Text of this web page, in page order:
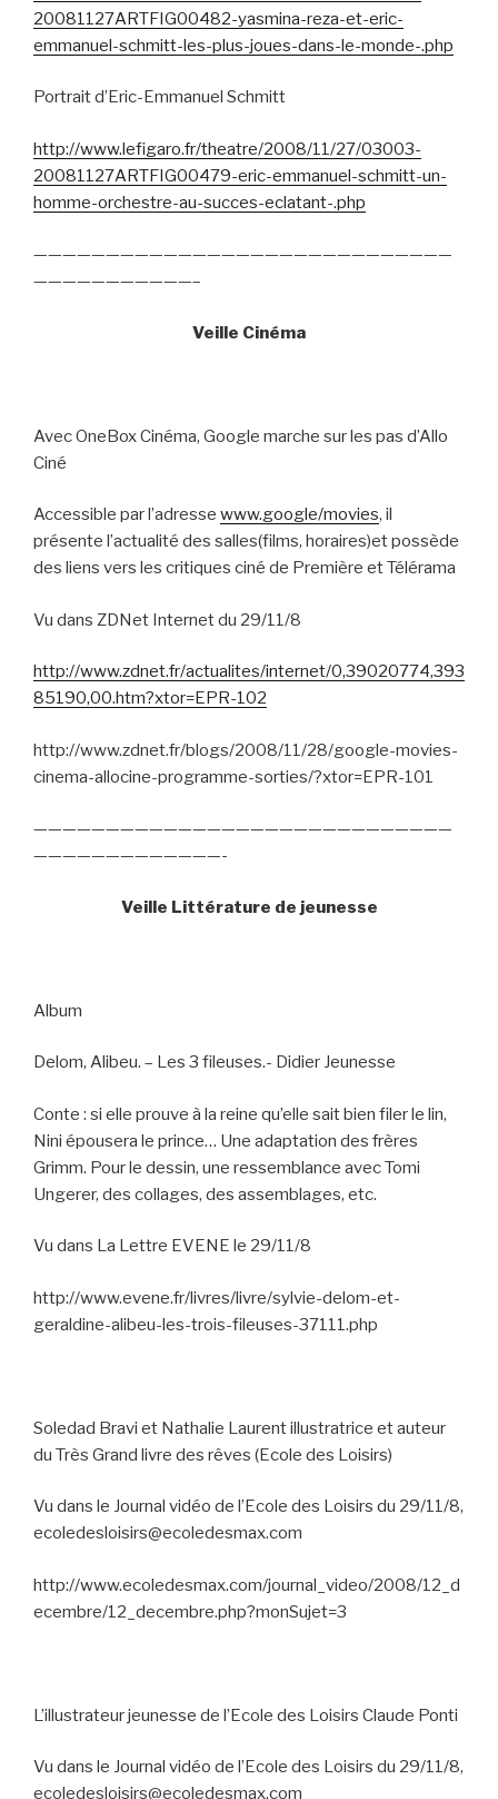
20081127ARTFIG00482-yasmina-reza-et-eric-
emmanuel-schmitt-les-plus-joues-dans-le-monde-.php
Portrait d’Eric-Emmanuel Schmitt
http://www.lefigaro.fr/theatre/2008/11/27/03003-
20081127ARTFIG00479-eric-emmanuel-schmitt-un-
homme-orchestre-au-succes-eclatant-.php
—————————————————————————————
———————————–
Veille Cinéma
Avec OneBox Cinéma, Google marche sur les pas d’Allo
Ciné
Accessible par l’adresse www.google/movies, il
présente l’actualité des salles(films, horaires)et possède
des liens vers les critiques ciné de Première et Télérama
Vu dans ZDNet Internet du 29/11/8
http://www.zdnet.fr/actualites/internet/0,39020774,393
85190,00.htm?xtor=EPR-102
http://www.zdnet.fr/blogs/2008/11/28/google-movies-
cinema-allocine-programme-sorties/?xtor=EPR-101
—————————————————————————————
—————————————-
Veille Littérature de jeunesse
Album
Delom, Alibeu. – Les 3 fileuses.- Didier Jeunesse
Conte : si elle prouve à la reine qu’elle sait bien filer le lin,
Nini épousera le prince… Une adaptation des frères
Grimm. Pour le dessin, une ressemblance avec Tomi
Ungerer, des collages, des assemblages, etc.
Vu dans La Lettre EVENE le 29/11/8
http://www.evene.fr/livres/livre/sylvie-delom-et-
geraldine-alibeu-les-trois-fileuses-37111.php
Soledad Bravi et Nathalie Laurent illustratrice et auteur
du Très Grand livre des rêves (Ecole des Loisirs)
Vu dans le Journal vidéo de l’Ecole des Loisirs du 29/11/8,
ecoledesloisirs@ecoledesmax.com
http://www.ecoledesmax.com/journal_video/2008/12_d
ecembre/12_decembre.php?monSujet=3
L’illustrateur jeunesse de l’Ecole des Loisirs Claude Ponti
Vu dans le Journal vidéo de l’Ecole des Loisirs du 29/11/8,
ecoledesloisirs@ecoledesmax.com